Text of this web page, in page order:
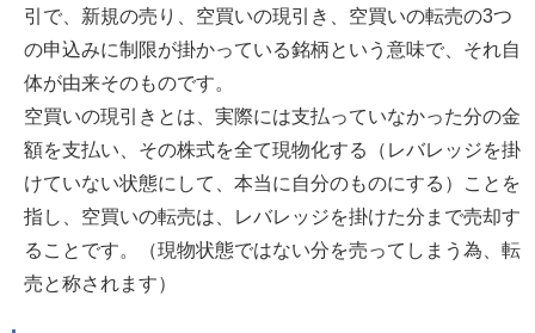
引で、新規の売り、空買いの現引き、空買いの転売の3つ
の申込みに制限が掛かっている銘柄という意味で、それ自
体が由来そのものです。
空買いの現引きとは、実際には支払っていなかった分の金
額を支払い、その株式を全て現物化する（レバレッジを掛
けていない状態にして、本当に自分のものにする）ことを
指し、空買いの転売は、レバレッジを掛けた分まで売却す
ることです。（現物状態ではない分を売ってしまう為、転
売と称されます）